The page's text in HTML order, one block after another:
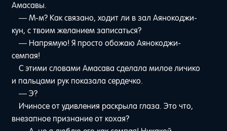
Амасавы.
— М-м? Как связано, ходит ли в зал Аянокоджи-
кун, с твоим желанием записаться?
— Напрямую! Я просто обожаю Аянокоджи-
семпая!
С этими словами Амасава сделала милое личико
и пальцами рук показала сердечко.
— Э?
Ичиносе от удивления раскрыла глаза. Это что,
внезапное признание от кохая?